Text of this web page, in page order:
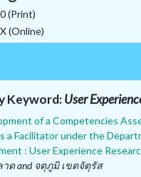
(Print)
(Online)
Keyword:User
of a Competencies
a Facilitator under the
: User Experience
ด and จตุภูมิ เขตจัตุรัส